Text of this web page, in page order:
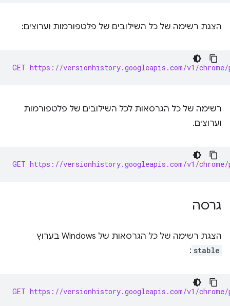
הצגת רשימה של כל השילובים של פלטפורמות וערוצים:
GET https://versionhistory.googleapis.com/v1/
רשימה של כל הגרסאות לכל השילובים של פלטפורמות
וערוצים.
GET https://versionhistory.googleapis.com/v1/
גרסה
הצגת רשימה של כל הגרסאות של Windows בערוץ
stable
:
GET https://versionhistory.googleapis.com/v1/